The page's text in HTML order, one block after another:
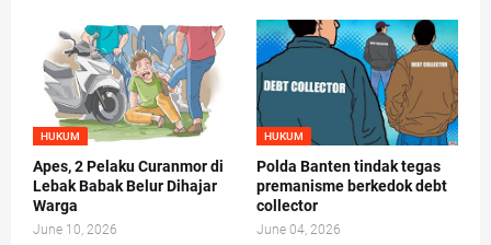
HUKUM
Apes, 2 Pelaku Curanmor di
Lebak Babak Belur Dihajar
Warga
June 10, 2026
HUKUM
Polda Banten tindak tegas
premanisme berkedok debt
collector
June 04, 2026